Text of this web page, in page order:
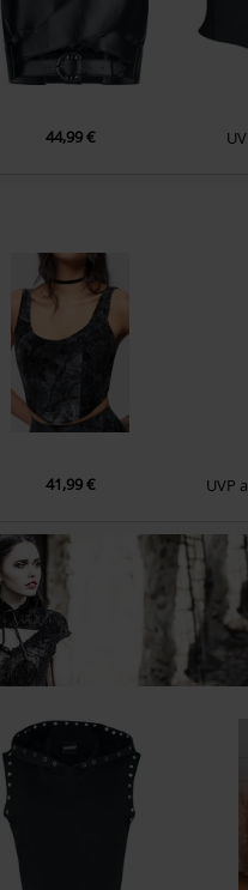
44,99 €
41,99 € UVP